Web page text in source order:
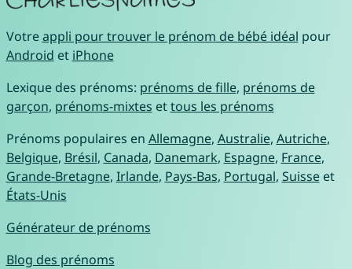
Votreappli pour trouver le prénom de bébé idéal pour
Android et iPhone
Lexique des prénoms: prénoms de fille, prénoms de
garçon, prénoms-mixtes ettous les prénoms
Prénoms populaires en Allemagne, Australie, Autriche,
Belgique, Brésil, Canada, Danemark, Espagne, France,
Grande-Bretagne, Irlande, Pays-Bas, Portugal, Suisseet
États-Unis
Générateur de prénoms
Blog des prénoms